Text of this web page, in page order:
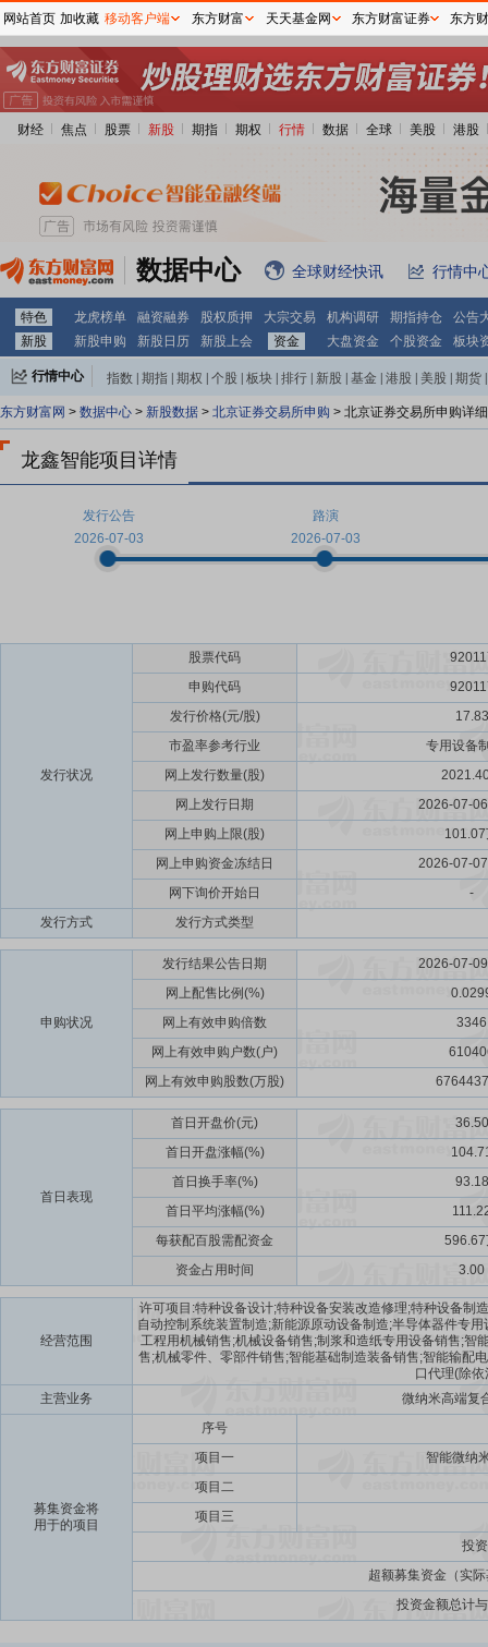
财经 焦点 股票 新股 期指 期权 行情 数据 全球 美股 港股
数据中心 全球财经快讯 行情中
特色 龙虎榜单 融资融券 股权质押 大宗交易 机构调研 期指持仓
公告
新股
新股申购 新股日历 新股上会 资金 大盘资金 个股资金 板块
行情中心 指数 期指 期权 个股 板块 排行 新股 基金 港股 美股 期货
东方财富网 > 数据中心 > 新股数据 > 北京证券交易所申购 > 北京证券交易所申购详
龙鑫智能项目详情
发行公告
2026-07-03
路演
2026-07-03
发行状况
股票代码
申购代码
发行价格(元/股)
17.83
市盈率参考行业
专用设备
网上发行数量(股)
网上发行日期
2026-07-
网上申购上限(股)
网上申购资金冻结日
2026-07-
网下询价开始日
-
发行方式
发行方式类型
申购状况
发行结果公告日期
2026-07-
网上配售比例(%)
网上有效申购倍数
3346
网上有效申购户数(户)
网上有效申购股数(万股)
首日表现
首日开盘价(元)
36.50
首日开盘涨幅(%)
首日换手率(%)
93.18
首日平均涨幅(%)
每获配百股需配资金
596.67
资金占用时间
3.00
经营范围
许可项目:特种设备设计;特种设备安装改造修理;特种设备制
自动控制系统装置制造;新能源原动设备制造;半导体器件专
工程用机械销售;机械设备销售;制浆和造纸专用设备销售;智
售;机械零件、零部件销售;智能基础制造装备销售;智能输配
口代理(除
主营业务
微纳米高端复
募集资金将
用于的项目
序号
项目一
智能微纳
项目二
项目三
投
超额募集资金（实
投资金额总计
网站首页 加收藏 移动客户端 东方财富 天天基金网 东方财富证券 东方